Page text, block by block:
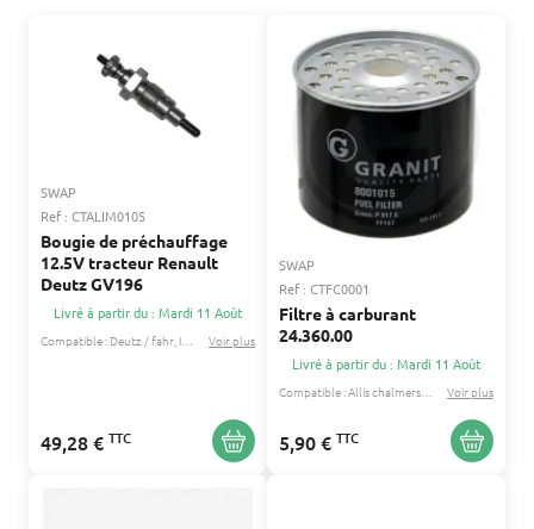
SWAP
Ref : CTALIM0105
Bougie de préchauffage
12.5V tracteur Renault
Deutz GV196
Livré à partir du : Mardi 11 Août
Compatible : Deutz / fahr Ihc / mccormick Voir plus
49,28 € TTC
SWAP
Ref : CTFC0001
Filtre à carburant
24.360.00
Livré à partir du : Mardi 11 Août
Compatible : Allis chalmers David brown...
Voir plus
5,90 € TTC